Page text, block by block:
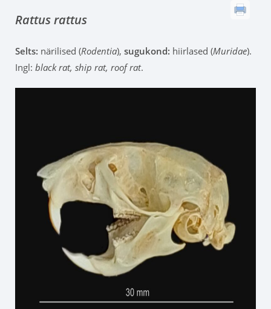
Rattus rattus
Selts: närilised (Rodentia), sugukond: hiirlased (Muridae).
Ingl: black rat, ship rat, roof rat.